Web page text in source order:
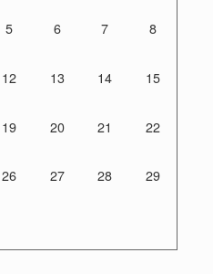
5 6 7 8
12 13 14 15
19 20 21 22
26 27 28 29